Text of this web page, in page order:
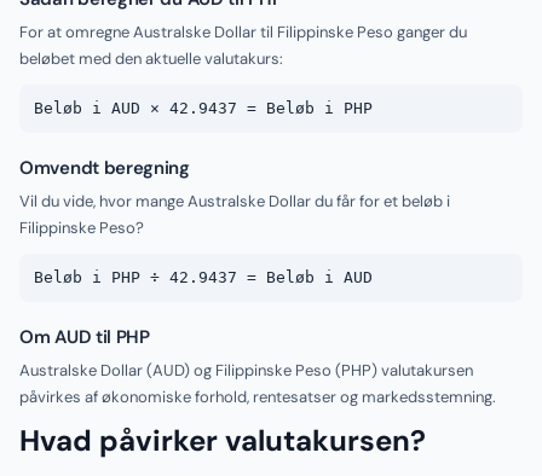
For at omregne Australske Dollar til Filippinske Peso ganger du
beløbet med den aktuelle valutakurs:
Beløb i AUD × 42.9437 = Beløb i PHP
Omvendt beregning
Vil du vide, hvor mange Australske Dollar du får for et beløb i
Filippinske Peso?
Beløb i PHP ÷ 42.9437 = Beløb i AUD
Om AUD til PHP
Australske Dollar (AUD) og Filippinske Peso (PHP) valutakursen
påvirkes af økonomiske forhold, rentesatser og markedsstemning.
Hvad påvirker valutakursen?